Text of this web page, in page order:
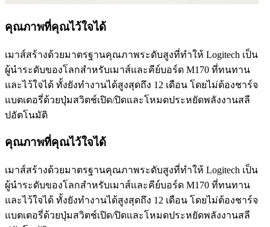
คุณภาพที่คุณไว้ใจได้
เมาส์สร้างด้วยมาตรฐานคุณภาพระดับสูงที่ทำให้ Logitech เป็น
ผู้นำระดับของโลกสำหรับเมาส์และคีย์บอร์ด M170 ที่ทนทาน
และไว้ใจได้ ทั้งยังทำงานได้สูงสุดถึง 12 เดือน โดยไม่ต้องชาร์จ
แบตเตอรี่ด้วยปุ่มสวิตช์เปิด/ปิดและโหมดประหยัดพลังงานสลี
ปอัตโนมัติ
คุณภาพที่คุณไว้ใจได้
เมาส์สร้างด้วยมาตรฐานคุณภาพระดับสูงที่ทำให้ Logitech เป็น
ผู้นำระดับของโลกสำหรับเมาส์และคีย์บอร์ด M170 ที่ทนทาน
และไว้ใจได้ ทั้งยังทำงานได้สูงสุดถึง 12 เดือน โดยไม่ต้องชาร์จ
แบตเตอรี่ด้วยปุ่มสวิตช์เปิด/ปิดและโหมดประหยัดพลังงานสลี